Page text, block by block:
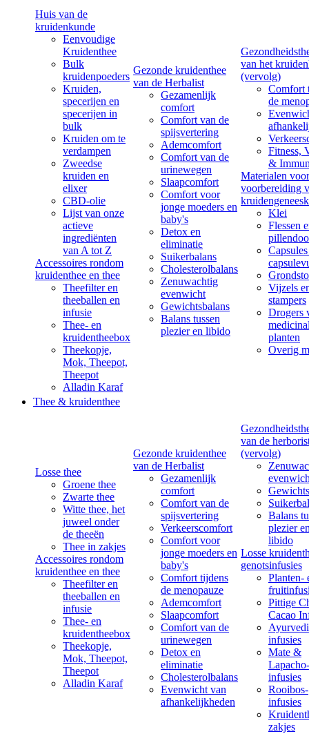
Huis van de
kruidenkunde
Eenvoudige
Kruidenthee
Bulk
kruidenpoeders
Kruiden,
specerijen en
specerijen in
bulk
Kruiden om te
verdampen
Zweedse
kruiden en
elixer
CBD-olie
Lijst van onze
actieve
ingrediënten
van A tot Z
Accessoires rondom
kruidenthee en thee
Theefilter en
theeballen en
infusie
Thee- en
kruidentheebox
Theekopje,
Mok, Theepot,
Theepot
Alladin Karaf
Gezonde kruidenthee
van de Herbalist
Gezamenlijk
comfort
Comfort van de
spijsvertering
Ademcomfort
Comfort van de
urinewegen
Slaapcomfort
Comfort voor
jonge moeders en
baby's
Detox en
eliminatie
Suikerbalans
Cholesterolbalans
Zenuwachtig
evenwicht
Gewichtsbalans
Balans tussen
plezier en libido
van het
(vervolg)
Comfort
de
Fitness,
&
Materialen
voorbereiding
Klei
Flessen
Vijzels
stampers
Drogers
planten
Overig
Thee & kruidenthee
Losse thee
Groene thee
Zwarte thee
Witte thee, het
juweel onder
de theeën
Thee in zakjes
Accessoires rondom
kruidenthee en thee
Theefilter en
theeballen en
infusie
Thee- en
kruidentheebox
Theekopje,
Mok, Theepot,
Theepot
Alladin Karaf
Gezonde kruidenthee
van de Herbalist
Gezamenlijk
comfort
Comfort van de
spijsvertering
Verkeerscomfort
Comfort voor
jonge moeders en
baby's
Comfort tijdens
de menopauze
Ademcomfort
Slaapcomfort
Comfort van de
urinewegen
Detox en
eliminatie
Cholesterolbalans
Evenwicht van
afhankelijkheden
van de
(vervolg)
Balans
plezier
libido
Losse
genotsinfusies
Planten-
Pittige
Cacao
infusies
Mate &
Lapacho-
infusies
Rooibos-
infusies
zakjes